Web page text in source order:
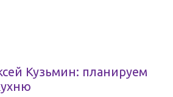
Кузьмин: планируем